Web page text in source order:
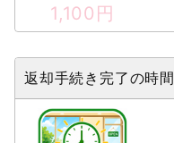
1,100 円
返却手続き完了の時間